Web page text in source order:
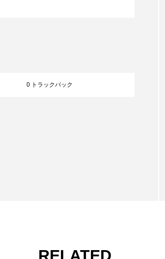
0 トラックバック